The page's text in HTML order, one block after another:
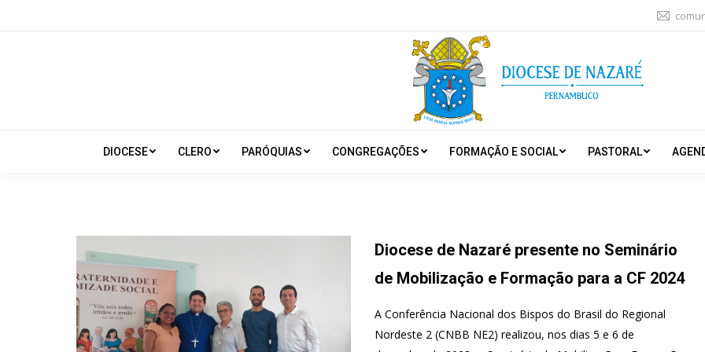
DIOCESE CLERO PARÓQUIAS CONGREGAÇÕES FORMAÇÃO E SOCIAL PASTORAL
Diocese de Nazaré presente no Seminário
de Mobilização e Formação para a CF 2024
A Conferência Nacional dos Bispos do Brasil do Regional
Nordeste 2 (CNBB NE2) realizou, nos dias 5 e 6 de